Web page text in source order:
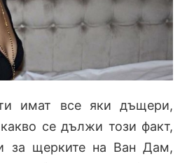
имат все яки дъщери,
се дължи този факт,
за щерките на Ван Дам,